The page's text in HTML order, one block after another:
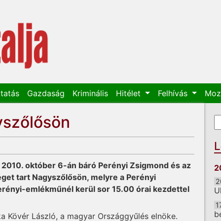
Gazdaság Kriminális Hitélet Felhívás
október 6-án báró Perényi Zsigmond és az
tart Nagyszőlősön, melyre a Perényi
emlékműnél kerül sor 15.00 órai kezdettel
Kövér László, a magyar Országgyűlés elnöke.